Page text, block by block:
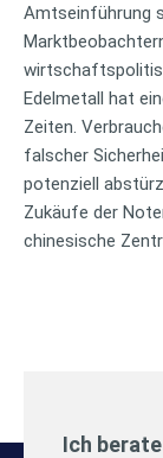
Amtseinführung
Edelmetall hat
Zeiten.
falscher
potenziell
Zukäufe der
chinesische
Ich